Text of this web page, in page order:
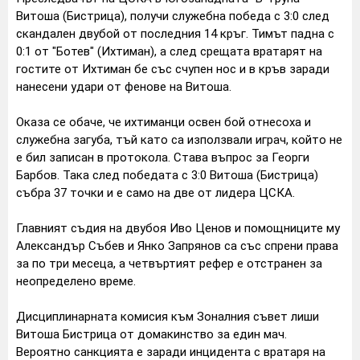
Витоша (Бистрица), получи служебна победа с 3:0 след
скандален двубой от последния 14 кръг. Тимът падна с
0:1 от "Ботев" (Ихтиман), а след срещата вратарят на
гостите от Ихтиман бе със счупен нос и в кръв заради
нанесени удари от фенове на Витоша.
Оказа се обаче, че ихтиманци освен бой отнесоха и
служебна загуба, тъй като са използвали играч, който не
е бил записан в протокола. Става въпрос за Георги
Барбов. Така след победата с 3:0 Витоша (Бистрица)
събра 37 точки и е само на две от лидера ЦСКА.
Главният съдия на двубоя Иво Ценов и помощниците му
Александър Събев и Янко Запрянов са със спрени права
за по три месеца, а четвъртият рефер е отстранен за
неопределено време.
Дисциплинарната комисия към Зоналния съвет лиши
Витоша Бистрица от домакинство за един мач.
Вероятно санкцията е заради инцидента с вратаря на